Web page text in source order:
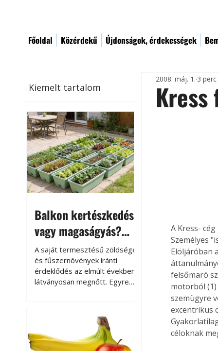
Főoldal Közérdekű Újdonságok, érdekességek
Kiemelt tartalom
Balkon kertészkedés
vagy magaságyás?
Helytakarékos
kertészkedés
A saját termesztésű zöldségek
és fűszernövények iránti
érdeklődés az elmúlt években
látványosan megnőtt. Egyre
kertészkedés sokak számára
kikapcsolódást és feltöltődést
is jelent.
Kress
2008. máj. 1. 3
A Kress-
Személyes
Elöljáróban
felsőmaró
motorból
szemügyre
excentrikus
céloknak